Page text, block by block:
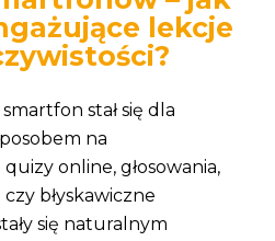
lekcje
stał się dla
na
online, głosowania,
błyskawiczne
się naturalnym